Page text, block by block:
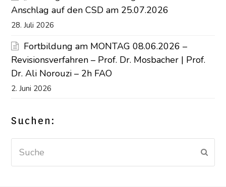
Anschlag auf den CSD am 25.07.2026
28. Juli 2026
Fortbildung am MONTAG 08.06.2026 –
Revisionsverfahren – Prof. Dr. Mosbacher | Prof.
Dr. Ali Norouzi – 2h FAO
2. Juni 2026
Suchen: